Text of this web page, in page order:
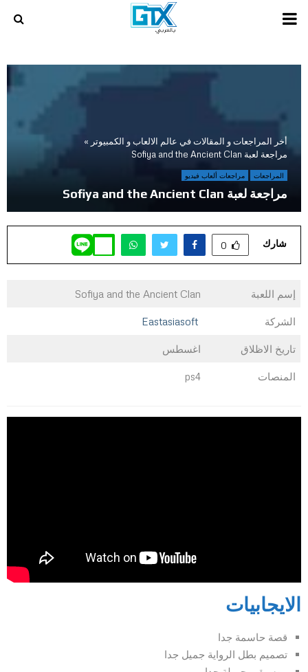
PRIMARY
أخر المراجعات و المقالات في عالم الالعاب و الكمبيوتر »
مراجعة لعبة Sofiya and the Ancient Clan
المراجعات مراجعات ألعاب فيديو
مراجعة لعبة Sofiya and the Ancient Clan
شارك 0
إسم اللعبة Sofiya and the Ancient Clan
الشركة Eastasiasoft
تاريخ الاظلاق اغسطس
المنصات ps4
الايجابيات
قصة حاسمة جدا
تصميم بطل الرواية جميل جدا